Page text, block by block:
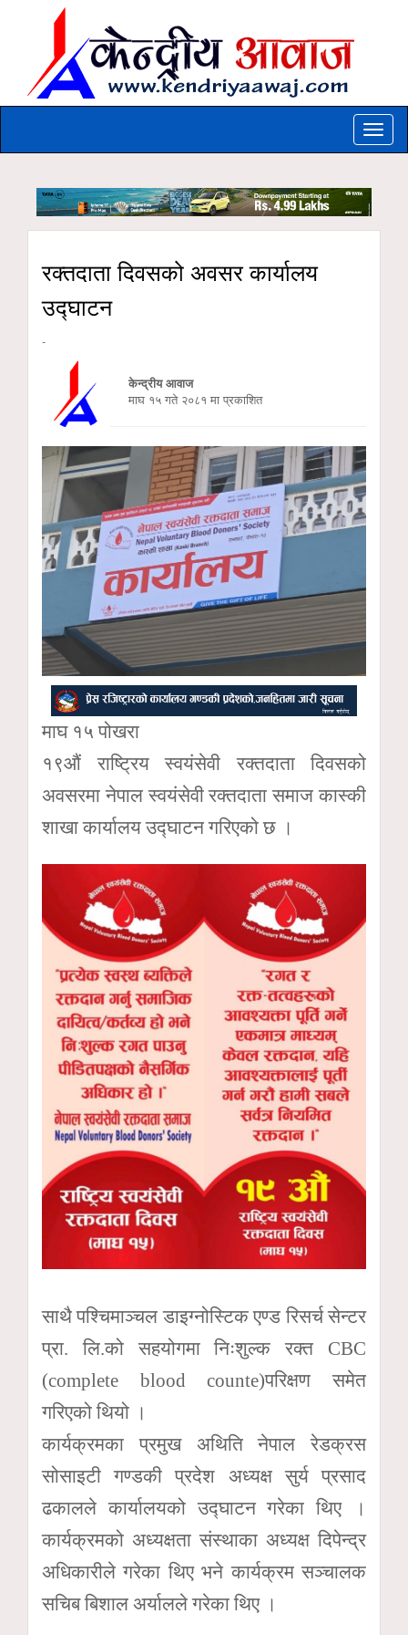
Toggle
रक्तदाता दिवसको अवसर कार्यालय
उद्घाटन
-
केन्द्रीय आवाज
माघ १५ गते २०८१ मा प्रकाशित
माघ १५ पोखरा
१९औं राष्ट्रिय स्वयंसेवी रक्तदाता दिवसको
अवसरमा नेपाल स्वयंसेवी रक्तदाता समाज कास्की
शाखा कार्यालय उद्घाटन गरिएको छ ।
साथै पश्चिमाञ्चल डाइग्नोस्टिक एण्ड रिसर्च सेन्टर
प्रा. लि.को सहयोगमा निःशुल्क रक्त CBC
(complete blood counte)परिक्षण समेत
गरिएको थियो ।
कार्यक्रमका प्रमुख अथिति नेपाल रेडक्रस
सोसाइटी गण्डकी प्रदेश अध्यक्ष सुर्य प्रसाद
ढकालले कार्यालयको उद्घाटन गरेका थिए ।
कार्यक्रमको अध्यक्षता संस्थाका अध्यक्ष दिपेन्द्र
अधिकारीले गरेका थिए भने कार्यक्रम सञ्चालक
सचिब बिशाल अर्यालले गरेका थिए ।